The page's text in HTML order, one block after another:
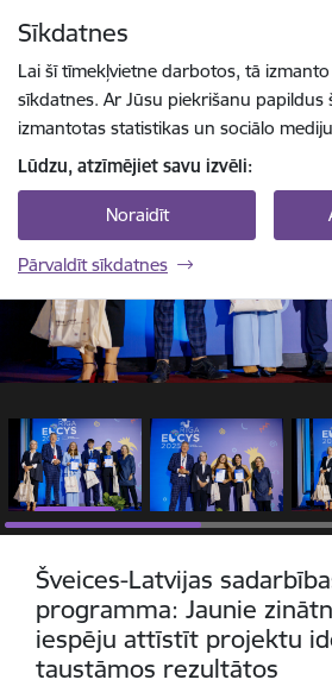
Sīkdatnes
Lai šī tīmekļvietne darbotos, tā
sīkdatnes. Ar Jūsu piekrišanu papildus
izmantotas statistikas un sociālo
Lūdzu, atzīmējiet savu izvēli:
Noraidīt
Pārvaldīt sīkdatnes
1 / 10
Šveices-Latvijas
programma: Jaunie
iespēju attīstīt projektu
taustāmos rezultātos